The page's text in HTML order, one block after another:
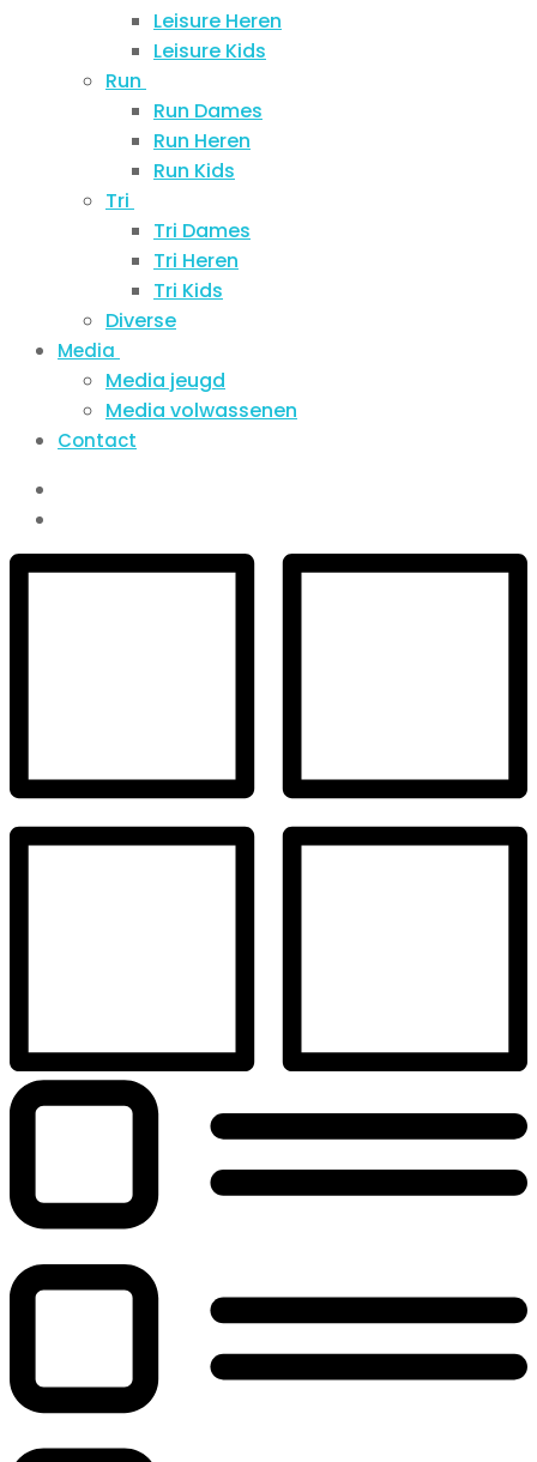
Leisure Heren
Leisure Kids
Run
Run Dames
Run Heren
Run Kids
Tri
Tri Dames
Tri Heren
Tri Kids
Diverse
Media
Media jeugd
Media volwassenen
Contact